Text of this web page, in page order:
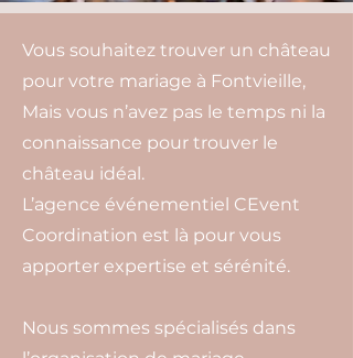
Vous souhaitez trouver un château
pour votre mariage à Fontvieille,
Mais vous n’avez pas le temps ni la
connaissance pour trouver le
château idéal.
L’agence événementiel CEvent
Coordination est là pour vous
apporter expertise et sérénité.
Nous sommes spécialisés dans